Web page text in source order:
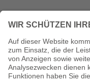
Montag, Dienstag und Donnerstag:
10 bis 12 Uhr und von 13 bis 16 Uhr